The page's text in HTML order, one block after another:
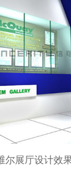
尔展厅设计效